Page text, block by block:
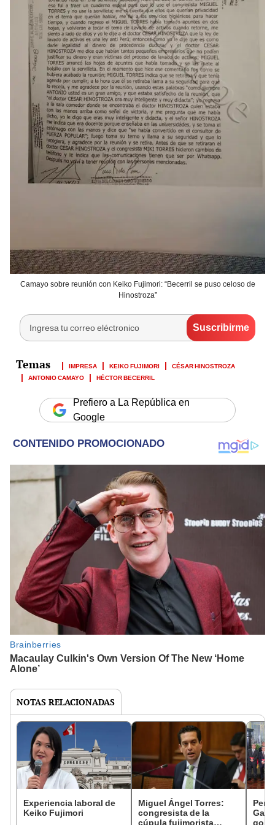
Camayo sobre reunión con Keiko Fujimori: “Becerril se puso celoso de
Hinostroza”
IMPRESA KEIKO FUJIMORI
CÉSAR HINOSTROZA
ANTONIO CAMAYO
HÉCTOR BECERRIL
Prefiero a La República en
Google
NOTAS RELACIONADAS
Experiencia laboral de
Keiko Fujimori
Miguel Ángel Torres:
congresista de la
cúpula fujimorista